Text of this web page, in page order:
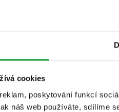
cookies
poskytování funkcí
náš web používáte, sdílíme